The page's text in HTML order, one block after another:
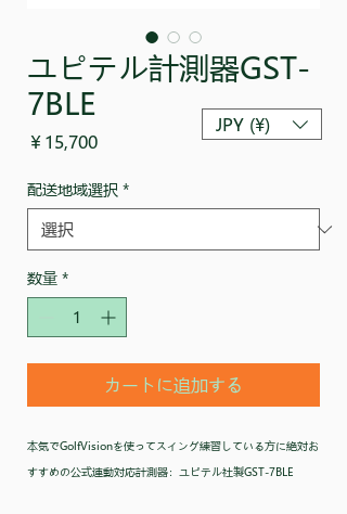
ユピテル計測器GST-
7BLE
￥15,700価
配送地域選択 *
数量 *
カートに追加する
本気でGolfVisionを使ってスイング練習している方に絶対お
すすめの公式連動対応計測器：ユピテル社製GST-7BLE
JPY (¥)